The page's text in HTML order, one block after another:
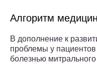
Алгоритм
В дополнение к
проблемы у
болезнью